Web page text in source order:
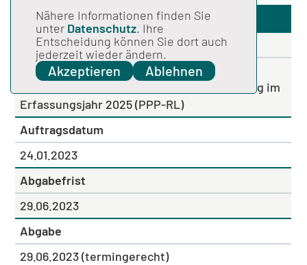
Auftragsdetails
Auftragsname
Weiterentwicklung der
Spezifikationsempfehlungen zur Anwendung im
Erfassungsjahr 2025 (PPP-RL)
Auftragsdatum
24.01.2023
Abgabefrist
29.06.2023
Abgabe
29.06.2023 (termingerecht)
Nähere Informationen finden Sie
unter Datenschutz. Ihre
Entscheidung können Sie dort auch
jederzeit wieder ändern.
Akzeptieren Ablehnen